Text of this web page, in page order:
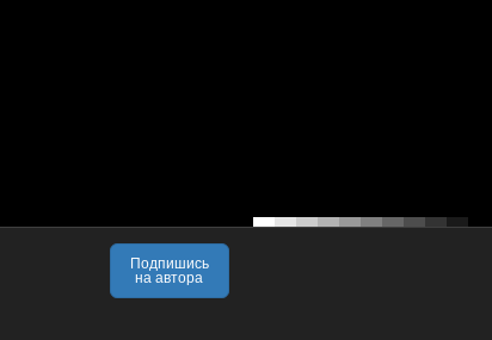
Подпишись
на автора